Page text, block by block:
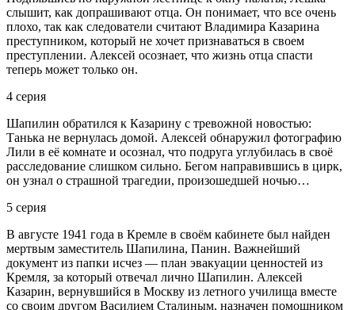
слышит, как допрашивают отца. Он понимает, что все очень
плохо, так как следователи считают Владимира Казарина
преступником, который не хочет признаваться в своем
преступлении. Алексей осознает, что жизнь отца спасти
теперь может только он.
4 серия
Шапилин обратился к Казарину с тревожной новостью:
Танька не вернулась домой. Алексей обнаружил фотографию
Лили в её комнате и осознал, что подруга углубилась в своё
расследование слишком сильно. Бегом направившись в цирк,
он узнал о страшной трагедии, произошедшей ночью…
5 серия
В августе 1941 года в Кремле в своём кабинете был найден
мертвым заместитель Шапилина, Панин. Важнейший
документ из папки исчез — план эвакуации ценностей из
Кремля, за который отвечал лично Шапилин. Алексей
Казарин, вернувшийся в Москву из летного училища вместе
со своим другом Василием Сталиным, назначен помощником